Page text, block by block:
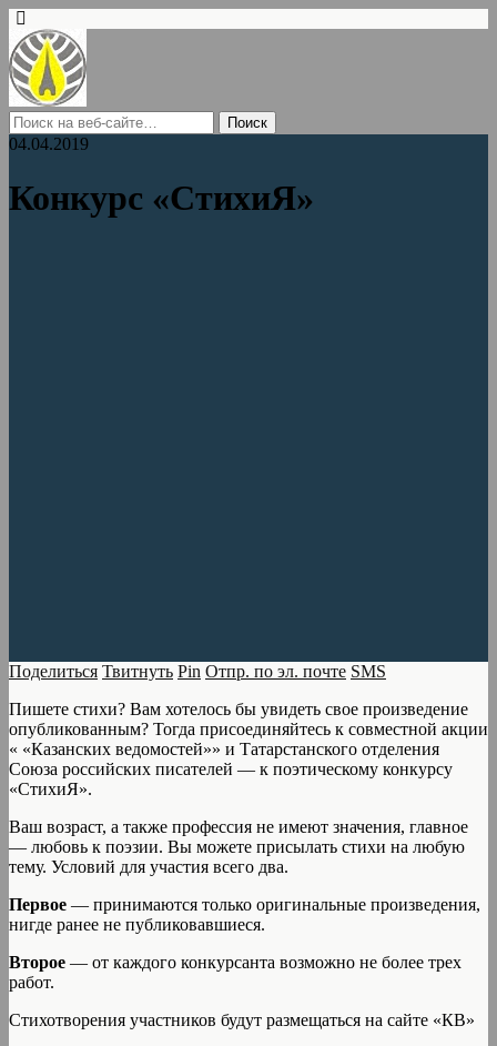
04.04.2019
Конкурс «СтихиЯ»
Поделиться Твитнуть Pin Отпр. по эл. почте SMS
Пишете стихи? Вам хотелось бы увидеть свое произведение
опубликованным? Тогда присоединяйтесь к совместной акции
« «Казанских ведомостей»» и Татарстанского отделения
Союза российских писателей — к поэтическому конкурсу
«СтихиЯ».
Ваш возраст, а также профессия не имеют значения, главное
— любовь к поэзии. Вы можете присылать стихи на любую
тему. Условий для участия всего два.
Первое — принимаются только оригинальные произведения,
нигде ранее не публиковавшиеся.
Второе — от каждого конкурсанта возможно не более трех
работ.
Стихотворения участников будут размещаться на сайте «КВ»